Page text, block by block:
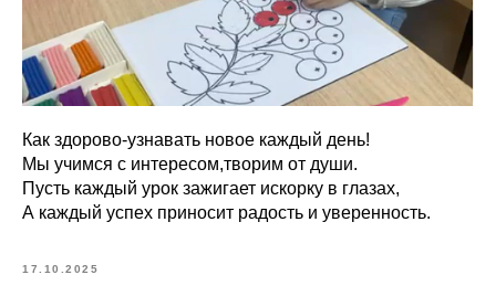
Как здорово-узнавать новое каждый день!
Мы учимся с интересом,творим от души.
Пусть каждый урок зажигает искорку в глазах,
А каждый успех приносит радость и уверенность.
17.10.2025